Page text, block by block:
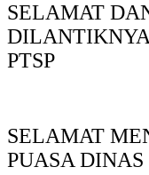
SELAMAT
PTSP
SELAMAT
PUASA